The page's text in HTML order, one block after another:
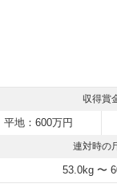
収得賞
平地：600万円
連対時の
53.0kg 〜